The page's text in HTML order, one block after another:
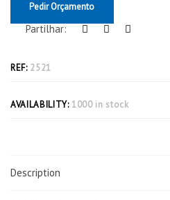
Pedir Orçamento
Partilhar:
REF: 2521
AVAILABILITY: 1000 in stock
Description